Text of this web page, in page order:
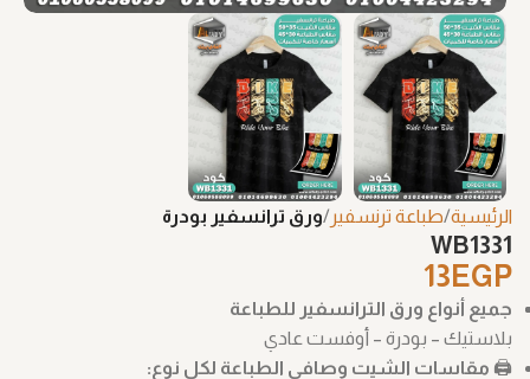
الرئيسية طباعة ترنسفير ورق ترانسفير بودرة
WB1331
13 EGP
جميع أنواع ورق الترانسفير للطباعة
بلاستيك – بودرة – أوفست عادي
🖨️ مقاسات الشيت وصافي الطباعة لكل نوع: